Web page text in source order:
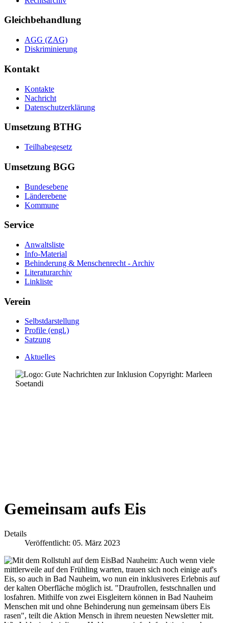
Gleichbehandlung
AGG (ZAG)
Diskriminierung
Kontakt
Kontakte
Nachricht
Datenschutzerklärung
Umsetzung BTHG
Teilhabegesetz
Umsetzung BGG
Bundesebene
Länderebene
Kommune
Service
Anwaltsliste
Info-Material
Behinderung & Menschenrecht - Archiv
Literaturarchiv
Linkliste
Verein
Selbstdarstellung
Profile (engl.)
Satzung
Aktuelles
Gemeinsam aufs Eis
Details
Veröffentlicht: 05. März 2023
Bad Nauheim: Auch wenn viele
mittlerweile auf den Frühling warten, trauen sich noch einige auf's
Eis, so auch in Bad Nauheim, wo nun ein inklusiveres Erlebnis auf
der kalten Oberfläche möglich ist. "Draufrollen, festschnallen und
losfahren. Mithilfe von zwei Eisgleitern können in Bad Nauheim
Menschen mit und ohne Behinderung nun gemeinsam übers Eis
rasen", teilt die Aktion Mensch in ihrem neuesten Newsletter mit.